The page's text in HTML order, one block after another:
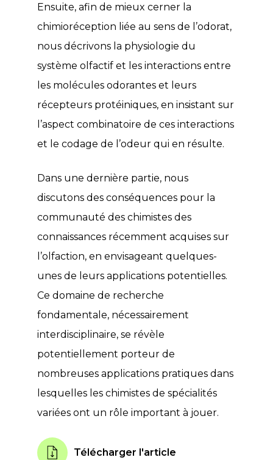
Ensuite, afin de mieux cerner la
chimioréception liée au sens de l’odorat,
nous décrivons la physiologie du
système olfactif et les interactions entre
les molécules odorantes et leurs
récepteurs protéiniques, en insistant sur
l’aspect combinatoire de ces interactions
et le codage de l’odeur qui en résulte.
Dans une dernière partie, nous
discutons des conséquences pour la
communauté des chimistes des
connaissances récemment acquises sur
l’olfaction, en envisageant quelques-
unes de leurs applications potentielles.
Ce domaine de recherche
fondamentale, nécessairement
interdisciplinaire, se révèle
potentiellement porteur de
nombreuses applications pratiques dans
lesquelles les chimistes de spécialités
variées ont un rôle important à jouer.
Télécharger l'article